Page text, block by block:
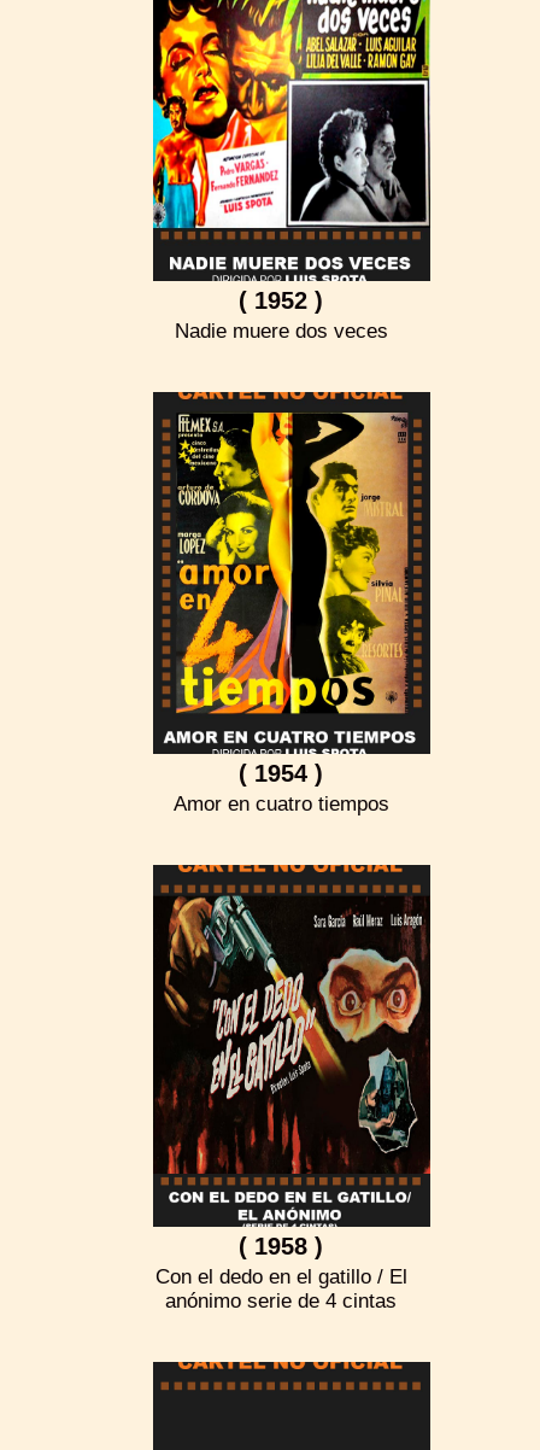
( 1952 )
Nadie muere dos veces
( 1954 )
Amor en cuatro tiempos
( 1958 )
Con el dedo en el gatillo / El
anónimo serie de 4 cintas